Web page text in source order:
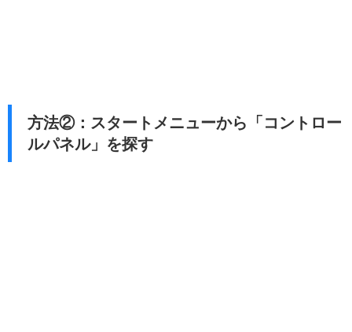
方法②：スタートメニューから「コントロー
ルパネル」を探す